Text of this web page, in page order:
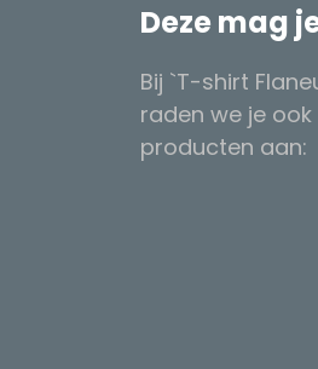
Deze mag
Bij `T-shirt
raden we je ook
producten aan: